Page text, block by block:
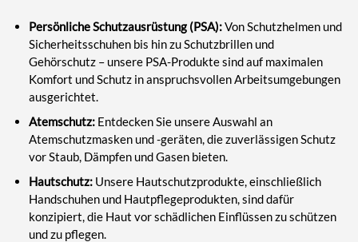
Persönliche Schutzausrüstung (PSA):Von Schutzhelmen und
Sicherheitsschuhen bis hin zu Schutzbrillen und
Gehörschutz – unsere PSA-Produkte sind auf maximalen
Komfort und Schutz in anspruchsvollen Arbeitsumgebungen
ausgerichtet.
Atemschutz: Entdecken Sie unsere Auswahl an
Atemschutzmasken und -geräten, die zuverlässigen Schutz
vor Staub, Dämpfen und Gasen bieten.
Hautschutz: Unsere Hautschutzprodukte, einschließlich
Handschuhen und Hautpflegeprodukten, sind dafür
konzipiert, die Haut vor schädlichen Einflüssen zu schützen
und zu pflegen.